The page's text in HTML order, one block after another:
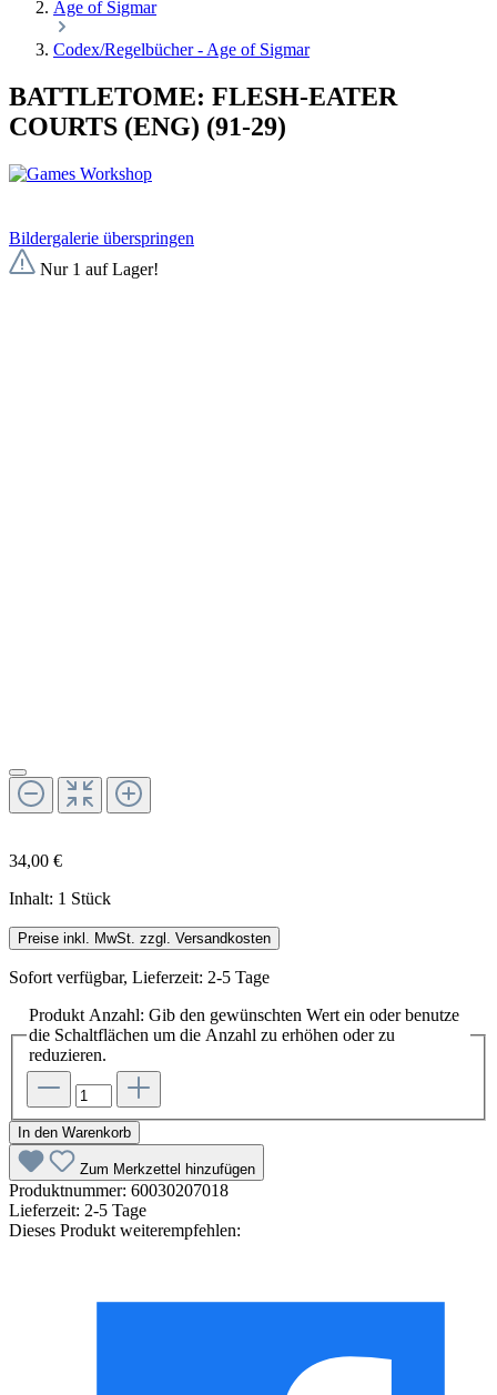
Age of Sigmar
Codex/Regelbücher - Age of Sigmar
BATTLETOME: FLESH-EATER
COURTS (ENG) (91-29)
Bildergalerie überspringen
Nur 1 auf Lager!
34,00 €
Inhalt: 1 Stück
Preise inkl. MwSt. zzgl. Versandkosten
Sofort verfügbar, Lieferzeit: 2-5 Tage
Produkt Anzahl: Gib den gewünschten Wert ein oder benutze
die Schaltflächen um die Anzahl zu erhöhen oder zu
reduzieren.
In den Warenkorb
Zum Merkzettel hinzufügen
Produktnummer: 60030207018
Lieferzeit: 2-5 Tage
Dieses Produkt weiterempfehlen: